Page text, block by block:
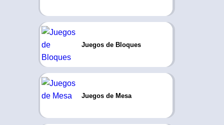
Juegos de Bloques
Juegos de Mesa